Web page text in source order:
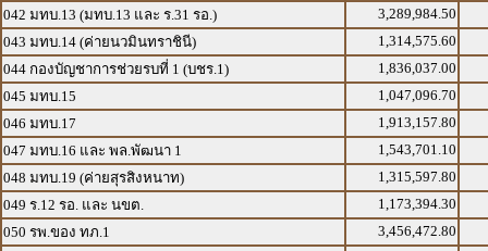
042 มทบ.13 (มทบ.13 และ ร.31 รอ.)
3,289,984.50
043 มทบ.14 (ค่ายนวมินทราชินี)
1,314,575.60
044 กองบัญชาการช่วยรบที่ 1 (บชร.1)
1,836,037.00
045 มทบ.15
1,047,096.70
046 มทบ.17
1,913,157.80
047 มทบ.16 และ พล.พัฒนา 1
1,543,701.10
048 มทบ.19 (ค่ายสุรสิงหนาท)
1,315,597.80
049 ร.12 รอ. และ นขต.
1,173,394.30
050 รพ.ของ ทภ.1
3,456,472.80